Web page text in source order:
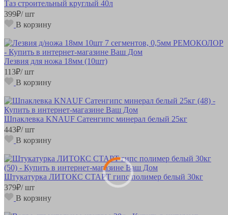
Таз строительный круглый 40л
399₽/ шт
В корзину
Лезвия для ножа 18мм (10шт)
113₽/ шт
В корзину
Шпаклевка KNAUF Сатенгипс минерал белый 25кг
443₽/ шт
В корзину
Штукатурка ЛИТОКС СТАРТ гипс полимер белый 30кг
379₽/ шт
В корзину